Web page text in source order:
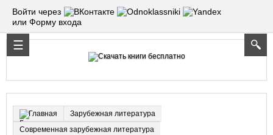
Войти через
или Форму входа
Главная
Зарубежная литература
Современная зарубежная литература